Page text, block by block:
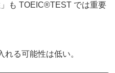
も TOEIC®TEST では重要
る可能性は低い。